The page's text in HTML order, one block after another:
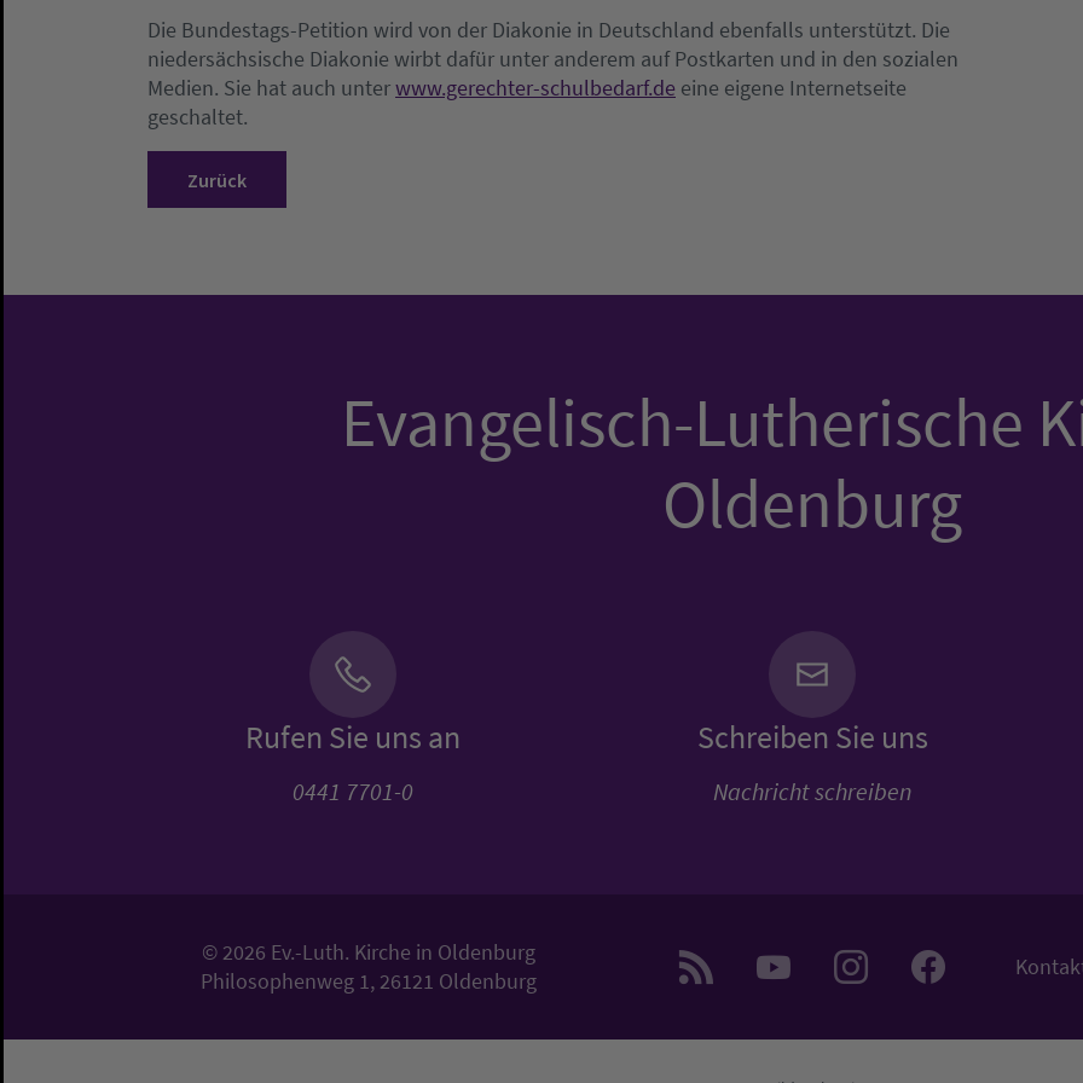
Die Bundestags-Petition wird von der Diakonie in Deutschland ebenfalls unterstützt. Die
niedersächsische Diakonie wirbt dafür unter anderem auf Postkarten und in den sozialen
Medien. Sie hat auch unterwww.gerechter-schulbedarf.de eine eigene Internetseite
geschaltet.
Zurück
Evangelisch-Lutherische
Oldenburg
Rufen Sie uns an
0441 7701-0
Schreiben Sie uns
Nachricht schreiben
© 2026 Ev.-Luth. Kirche in Oldenburg
Philosophenweg 1, 26121 Oldenburg